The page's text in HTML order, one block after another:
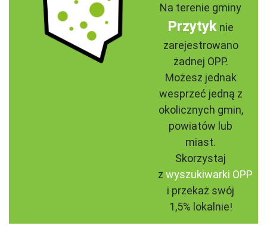
Na terenie gminy
Przytyk nie
zarejestrowano
żadnej OPP.
Możesz jednak
wesprzeć jedną z
okolicznych gmin,
powiatów lub
miast.
Skorzystaj
z wyszukiwarki OPP
i przekaż swój
1,5% lokalnie!